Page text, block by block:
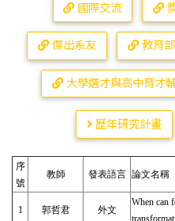
國際交流
傑出系友 教育部
大學選才與高中育才
歷年研究計畫
序
號
教師 發表語言 論文名稱
1 郭哲君 外文
When can